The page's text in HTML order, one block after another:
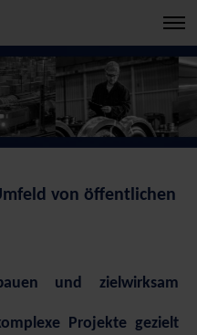
von öffentlichen
und zielwirksam
Projekte gezielt